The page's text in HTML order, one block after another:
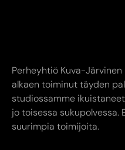
Perheyhtiö Kuva-Järvinen
alkaen toiminut täyden
studiossamme
jo toisessa sukupolvessa.
suurimpia toimijoita.